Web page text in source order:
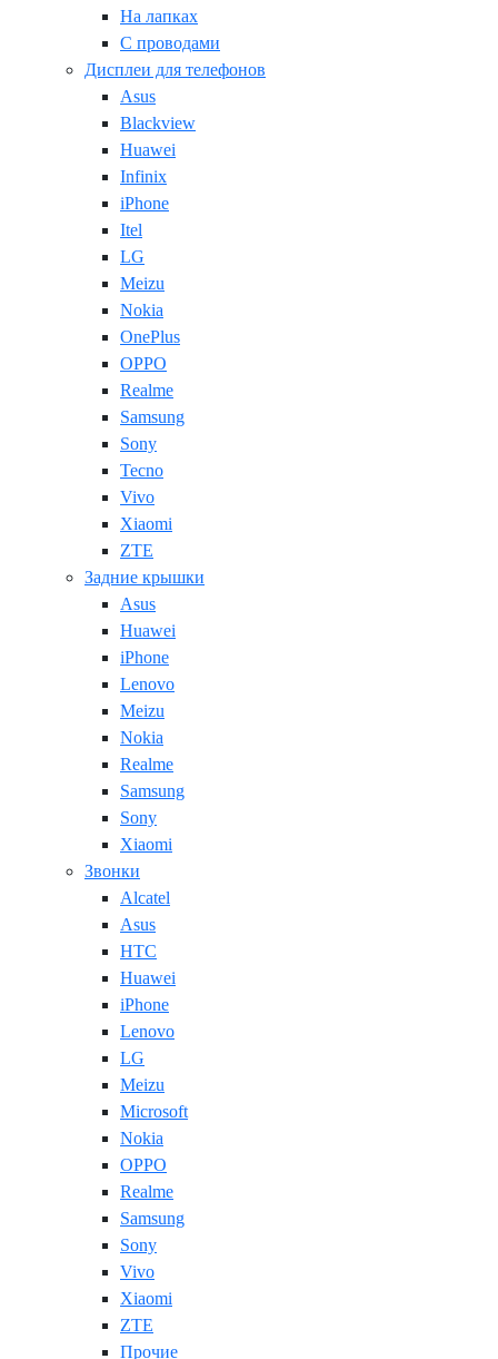
На лапках
С проводами
Дисплеи для телефонов
Asus
Blackview
Huawei
Infinix
iPhone
Itel
LG
Meizu
Nokia
OnePlus
OPPO
Realme
Samsung
Sony
Tecno
Vivo
Xiaomi
ZTE
Задние крышки
Asus
Huawei
iPhone
Lenovo
Meizu
Nokia
Realme
Samsung
Sony
Xiaomi
Звонки
Alcatel
Asus
HTC
Huawei
iPhone
Lenovo
LG
Meizu
Microsoft
Nokia
OPPO
Realme
Samsung
Sony
Vivo
Xiaomi
ZTE
Прочие